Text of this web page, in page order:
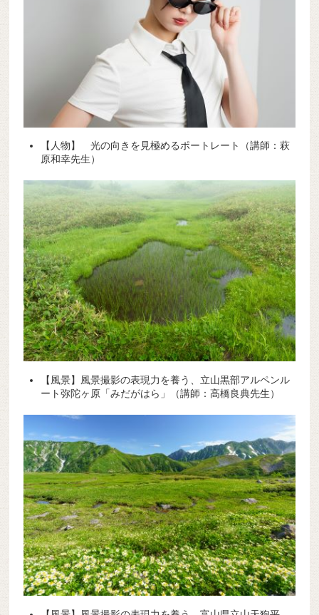
【人物】 光の向きを見極めるポートレート（講師：萩
原和幸先生）
【風景】風景撮影の表現力を養う、立山黒部アルペンル
ート弥陀ヶ原「みだがはら」（講師：高橋良典先生）